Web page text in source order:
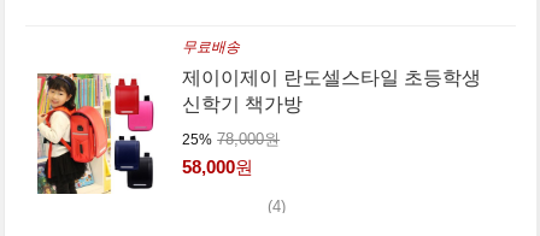
무료배송
제이이제이 란도셀스타일 초등학생
신학기 책가방
25% 78,000원
58,000원
(4)